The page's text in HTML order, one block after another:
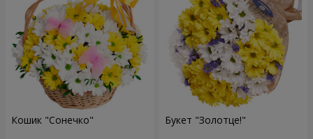
Кошик "Сонечко" Букет "Золотце!"